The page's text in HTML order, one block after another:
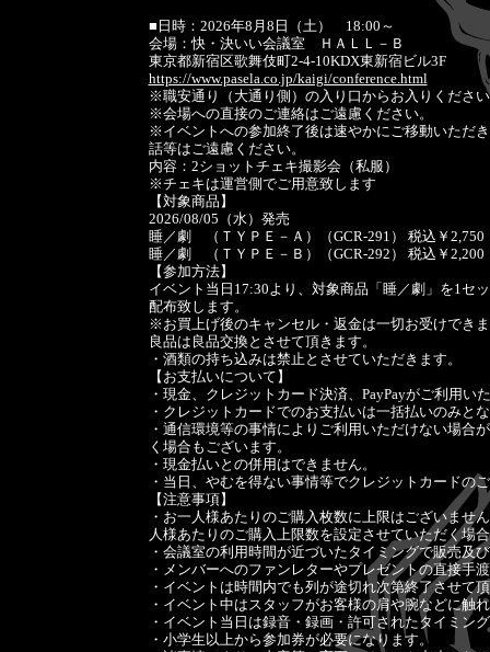
■日時：2026年8月8日（土） 18:00～
会場：快・決いい会議室 ＨＡＬＬ－Ｂ
東京都新宿区歌舞伎町2-4-10KDX東新宿ビル3F
https://www.pasela.co.jp/kaigi/conference.html
※職安通り（大通り側）の入り口からお入りくださ
※会場への直接のご連絡はご遠慮ください。
※イベントへの参加終了後は速やかにご移動いただ
話等はご遠慮ください。
内容：2ショットチェキ撮影会（私服）
※チェキは運営側でご用意致します
【対象商品】
2026/08/05（水）発売
睡／劇 （ＴＹＰＥ－Ａ）（GCR-291） 税込￥2,750
睡／劇 （ＴＹＰＥ－Ｂ）（GCR-292） 税込￥2,200
【参加方法】
イベント当日17:30より、対象商品「睡／劇」を1セ
配布致します。
※お買上げ後のキャンセル・返金は一切お受けでき
良品は良品交換とさせて頂きます。
・酒類の持ち込みは禁止とさせていただきます。
【お支払いについて】
・現金、クレジットカード決済、PayPayがご利用い
・クレジットカードでのお支払いは一括払いのみと
・通信環境等の事情によりご利用いただけない場合
く場合もございます。
・現金払いとの併用はできません。
・当日、やむを得ない事情等でクレジットカードの
【注意事項】
・お一人様あたりのご購入枚数に上限はございませ
人様あたりのご購入上限数を設定させていただく場
・会議室の利用時間が近づいたタイミングで販売及
・メンバーへのファンレターやプレゼントの直接手
・イベントは時間内でも列が途切れ次第終了させて
・イベント中はスタッフがお客様の肩や腕などに触
・イベント当日は録音・録画・許可されたタイミン
・小学生以上から参加券が必要になります。